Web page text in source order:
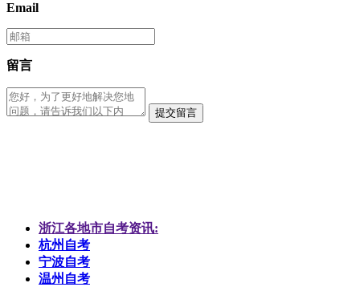
Email
留言
提交留言
浙江各地市自考资讯:
杭州自考
宁波自考
温州自考